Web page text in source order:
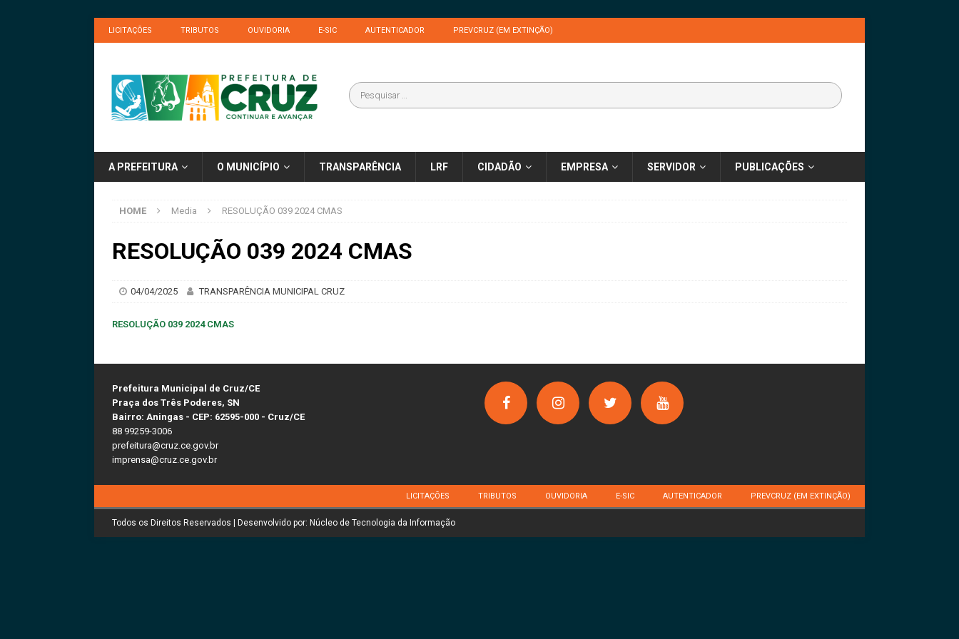
LICITAÇÕES TRIBUTOS OUVIDORIA E-SIC AUTENTICADOR PREVCRUZ (EM EXTINÇÃO)
A PREFEITURA O MUNICÍPIO TRANSPARÊNCIA LRF CIDADÃO EMPRESA SERVIDOR PUBLICAÇÕES
HOME Media RESOLUÇÃO 039 2024 CMAS
RESOLUÇÃO 039 2024 CMAS
04/04/2025 TRANSPARÊNCIA MUNICIPAL CRUZ
RESOLUÇÃO 039 2024 CMAS
Prefeitura Municipal de Cruz/CE
Praça dos Três Poderes, SN
Bairro: Aningas - CEP: 62595-000 - Cruz/CE
88 99259-3006
prefeitura@cruz.ce.gov.br
imprensa@cruz.ce.gov.br
LICITAÇÕES TRIBUTOS OUVIDORIA E-SIC AUTENTICADOR PREVCRUZ (EM EXTINÇÃO)
Todos os Direitos Reservados | Desenvolvido por: Núcleo de Tecnologia da Informação